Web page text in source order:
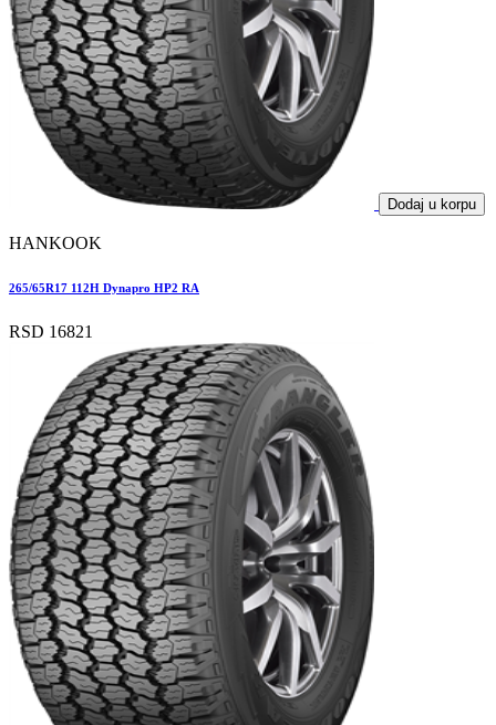
Dodaj u korpu
HANKOOK
265/65R17 112H Dynapro HP2 RA
RSD 16821